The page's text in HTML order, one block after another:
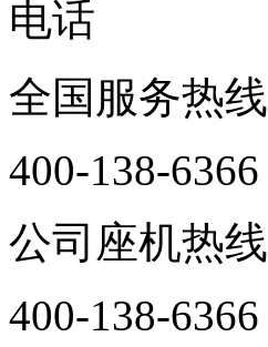
电话
全国服务热线
400-138-6366
公司座机热线
400-138-6366